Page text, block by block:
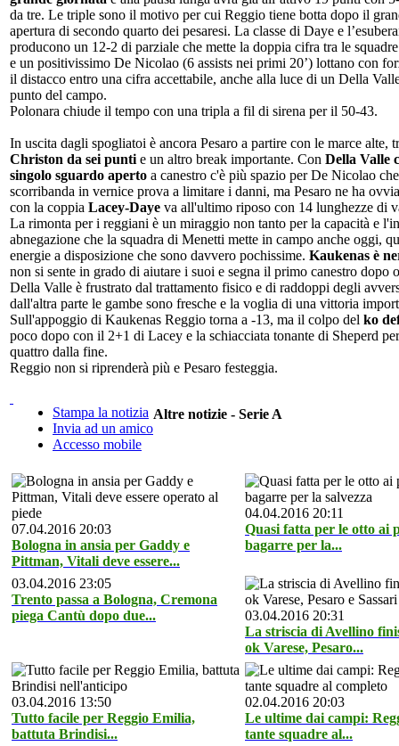
da tre. Le triple sono il motivo per cui Reggio tiene botta dopo il
apertura di secondo quarto dei pesaresi. La classe di Daye e
producono un 12-2 di parziale che mette la doppia cifra tra le
e un positivissimo De Nicolao (6 assists nei primi 20’) lottano con
il distacco entro una cifra accettabile, anche alla luce di un Della
punto del campo.
Polonara chiude il tempo con una tripla a fil di sirena per il 50-43.
In uscita dagli spogliatoi è ancora Pesaro a partire con le marce alte,
Christon da sei punti e un altro break importante. Con Della Valle
singolo sguardo aperto a canestro c'è più spazio per De Nicolao
scorribanda in vernice prova a limitare i danni, ma Pesaro ne ha
con la coppia Lacey-Daye va all'ultimo riposo con 14 lunghezze di
La rimonta per i reggiani è un miraggio non tanto per la capacità e
abnegazione che la squadra di Menetti mette in campo anche oggi,
energie a disposizione che sono davvero pochissime. Kaukenas è
non si sente in grado di aiutare i suoi e segna il primo canestro dopo
Della Valle è frustrato dal trattamento fisico e di raddoppi degli
dall'altra parte le gambe sono fresche e la voglia di una vittoria
Sull'appoggio di Kaukenas Reggio torna a -13, ma il colpo del ko
poco dopo con il 2+1 di Lacey e la schiacciata tonante di Sheperd
quattro dalla fine.
Reggio non si riprenderà più e Pesaro festeggia.
Stampa la notizia
Invia ad un amico
Accesso mobile
Altre notizie - Serie A
07.04.2016 20:03
Bologna in ansia per Gaddy e
Pittman, Vitali deve essere...
04.04.2016 20:11
Quasi fatta per le otto ai
bagarre per la...
03.04.2016 23:05
Trento passa a Bologna, Cremona
piega Cantù dopo due...
03.04.2016 20:31
La striscia di Avellino
ok Varese, Pesaro...
03.04.2016 13:50
Tutto facile per Reggio Emilia,
battuta Brindisi...
02.04.2016 20:03
Le ultime dai campi:
tante squadre al...